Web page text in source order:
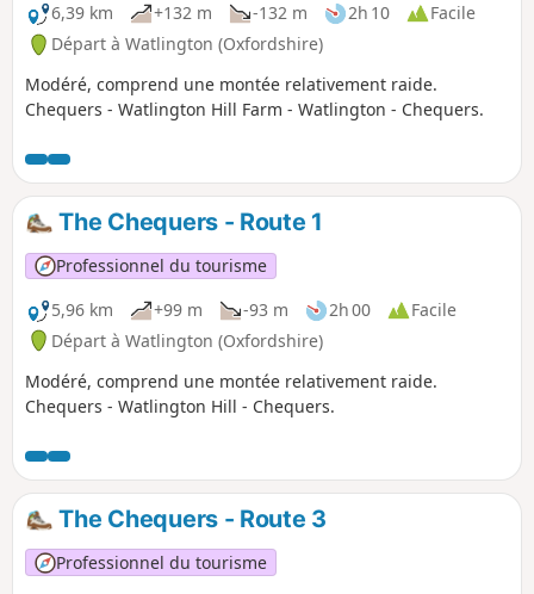
6,39 km
+132 m -132 m 2h 10
Facile
Départ à Watlington (Oxfordshire)
Modéré, comprend une montée relativement raide.
Chequers - Watlington Hill Farm - Watlington - Chequers.
The Chequers - Route 1
Professionnel du tourisme
5,96 km
+99 m -93 m 2h 00
Facile
Départ à Watlington (Oxfordshire)
Modéré, comprend une montée relativement raide.
Chequers - Watlington Hill - Chequers.
The Chequers - Route 3
Professionnel du tourisme